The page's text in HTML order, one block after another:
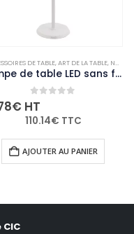
,NON-PALETTISABLE
DE TABLE,ART DE LA TABLE, NON-PALETTISABLE
Lampe de table LED sans fil blanche à intensité variable Securit Georgina avec câble de chargement magnétique
0out of 5
€ HT
110.14€ TTC
AJOUTER AU PANIER